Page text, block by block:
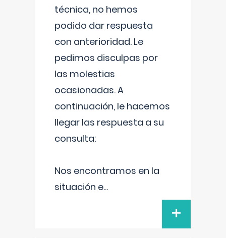
técnica, no hemos
podido dar respuesta
con anterioridad. Le
pedimos disculpas por
las molestias
ocasionadas. A
continuación, le hacemos
llegar las respuesta a su
consulta:
Nos encontramos en la
situación e...
+